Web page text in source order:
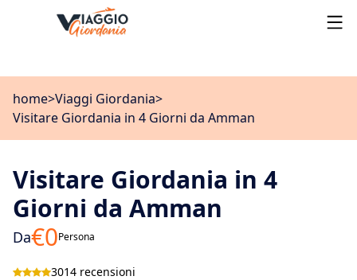
home>Viaggi Giordania>
Visitare Giordania in 4 Giorni da Amman
Visitare Giordania in 4
Giorni da Amman
Da€0Persona
3014 recensioni